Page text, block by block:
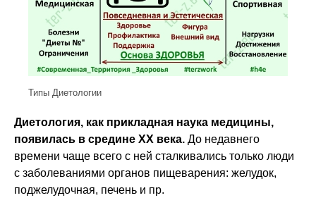
Типы Диетологии
Диетология, как прикладная наука медицины,
появилась в средине XX века. До недавнего
времени чаще всего с ней сталкивались только люди
с заболеваниями органов пищеварения: желудок,
поджелудочная, печень и пр.